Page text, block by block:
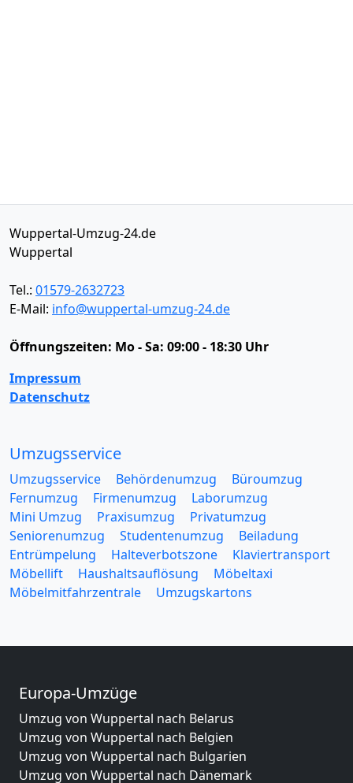
Wuppertal-Umzug-24.de
Wuppertal
Tel.: 01579-2632723
E-Mail: info@wuppertal-umzug-24.de
Öffnungszeiten: Mo - Sa: 09:00 - 18:30 Uhr
Impressum
Datenschutz
Umzugsservice
Umzugsservice Behördenumzug
Büroumzug
Fernumzug
Firmenumzug
Laborumzug
Mini Umzug
Praxisumzug
Privatumzug
Seniorenumzug
Studentenumzug
Beiladung
Entrümpelung
Halteverbotszone
Klaviertransport
Möbellift
Haushaltsauflösung
Möbeltaxi
Möbelmitfahrzentrale
Umzugskartons
Europa-Umzüge
Umzug von Wuppertal nach Belarus
Umzug von Wuppertal nach Belgien
Umzug von Wuppertal nach Bulgarien
Umzug von Wuppertal nach Dänemark